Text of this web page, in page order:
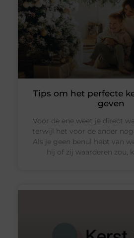
Tips om het perfecte
geven
Voor de ene weet je direct
terwijl het voor de ander
Als je geen benul hebt van
hij of zij waarderen zou,